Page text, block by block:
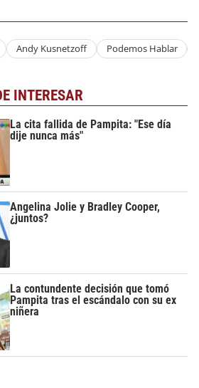
Andy Kusnetzoff Podemos Hablar
INTERESAR
La cita fallida de Pampita: "Ese día
dije nunca más"
Angelina Jolie y Bradley Cooper,
¿juntos?
La contundente decisión que tomó
Pampita tras el escándalo con su ex
niñera